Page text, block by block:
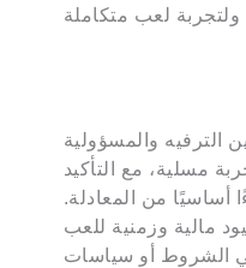
الترفيه والمسؤولية
مسلية، مع التأكيد
أساسيًا من المعادلة.
مالية وزمنية للعب
الشروط أو سياسات